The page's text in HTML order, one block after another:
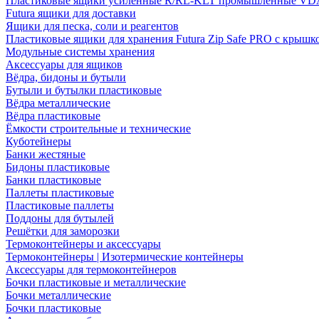
Futura ящики для доставки
Ящики для песка, соли и реагентов
Пластиковые ящики для хранения Futura Zip Safe PRO с
Модульные системы хранения
Аксессуары для ящиков
Вёдра, бидоны и бутыли
Бутыли и бутылки пластиковые
Вёдра металлические
Вёдра пластиковые
Ёмкости строительные и технические
Куботейнеры
Банки жестяные
Бидоны пластиковые
Банки пластиковые
Паллеты пластиковые
Пластиковые паллеты
Поддоны для бутылей
Решётки для заморозки
Термоконтейнеры и аксессуары
Термоконтейнеры | Изотермические контейнеры
Аксессуары для термоконтейнеров
Бочки пластиковые и металлические
Бочки металлические
Бочки пластиковые